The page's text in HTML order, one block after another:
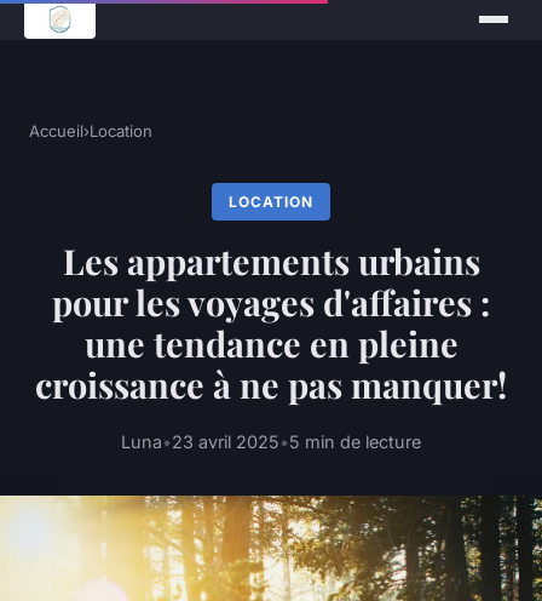
Accueil›Location
LOCATION
Les appartements urbains
pour les voyages d'affaires :
une tendance en pleine
croissance à ne pas manquer!
Luna•23 avril 2025•5 min de lecture